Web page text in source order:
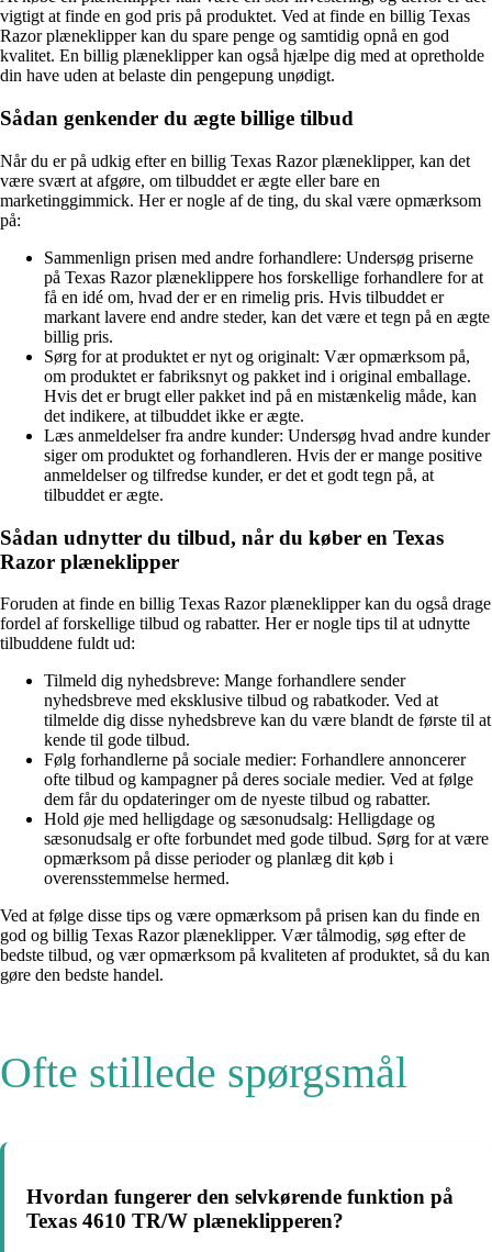
vigtigt at finde en god pris på produktet. Ved at finde en billig Texas
Razor plæneklipper kan du spare penge og samtidig opnå en god
kvalitet. En billig plæneklipper kan også hjælpe dig med at opretholde
din have uden at belaste din pengepung unødigt.
Sådan genkender du ægte billige tilbud
Når du er på udkig efter en billig Texas Razor plæneklipper, kan det
være svært at afgøre, om tilbuddet er ægte eller bare en
marketinggimmick. Her er nogle af de ting, du skal være opmærksom
på:
Sammenlign prisen med andre forhandlere: Undersøg priserne
på Texas Razor plæneklippere hos forskellige forhandlere for at
få en idé om, hvad der er en rimelig pris. Hvis tilbuddet er
markant lavere end andre steder, kan det være et tegn på en ægte
billig pris.
Sørg for at produktet er nyt og originalt: Vær opmærksom på,
om produktet er fabriksnyt og pakket ind i original emballage.
Hvis det er brugt eller pakket ind på en mistænkelig måde, kan
det indikere, at tilbuddet ikke er ægte.
Læs anmeldelser fra andre kunder: Undersøg hvad andre kunder
siger om produktet og forhandleren. Hvis der er mange positive
anmeldelser og tilfredse kunder, er det et godt tegn på, at
tilbuddet er ægte.
Sådan udnytter du tilbud, når du køber en Texas
Razor plæneklipper
Foruden at finde en billig Texas Razor plæneklipper kan du også drage
fordel af forskellige tilbud og rabatter. Her er nogle tips til at udnytte
tilbuddene fuldt ud:
Tilmeld dig nyhedsbreve: Mange forhandlere sender
nyhedsbreve med eksklusive tilbud og rabatkoder. Ved at
tilmelde dig disse nyhedsbreve kan du være blandt de første til at
kende til gode tilbud.
Følg forhandlerne på sociale medier: Forhandlere annoncerer
ofte tilbud og kampagner på deres sociale medier. Ved at følge
dem får du opdateringer om de nyeste tilbud og rabatter.
Hold øje med helligdage og sæsonudsalg: Helligdage og
sæsonudsalg er ofte forbundet med gode tilbud. Sørg for at være
opmærksom på disse perioder og planlæg dit køb i
overensstemmelse hermed.
Ved at følge disse tips og være opmærksom på prisen kan du finde en
god og billig Texas Razor plæneklipper. Vær tålmodig, søg efter de
bedste tilbud, og vær opmærksom på kvaliteten af ​​produktet, så du kan
gøre den bedste handel.
Ofte stillede spørgsmål
Hvordan fungerer den selvkørende funktion på
Texas 4610 TR/W plæneklipperen?